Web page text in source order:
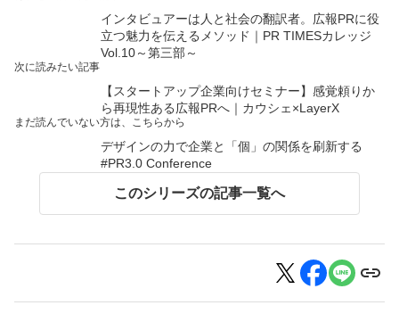
インタビュアーは人と社会の翻訳者。広報PRに役
立つ魅力を伝えるメソッド｜PR TIMESカレッジ
Vol.10～第三部～
次に読みたい記事
【スタートアップ企業向けセミナー】感覚頼りか
ら再現性ある広報PRへ｜カウシェ×LayerX
まだ読んでいない方は、こちらから
デザインの力で企業と「個」の関係を刷新する
#PR3.0 Conference
このシリーズの記事一覧へ